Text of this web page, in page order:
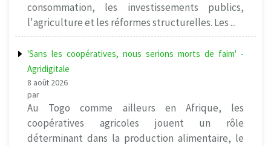
consommation, les investissements publics,
l'agriculture et les réformes structurelles. Les ...
'Sans les coopératives, nous serions morts de faim' -
Agridigitale
8 août 2026
par
Au Togo comme ailleurs en Afrique, les
coopératives agricoles jouent un rôle
déterminant dans la production alimentaire, le